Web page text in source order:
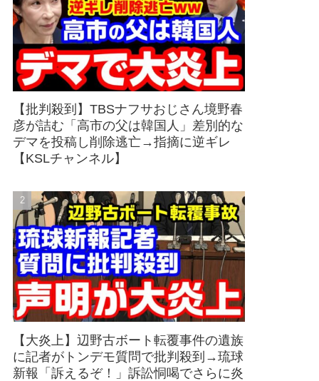
【批判殺到】TBSナフサおじさん境野春
彦が詰む「高市の父は韓国人」差別的な
デマを投稿し削除逃亡→指摘に逆ギレ
【KSLチャンネル】
【大炎上】辺野古ボート転覆事件の遺族
に記者がトンデモ質問で批判殺到→琉球
新報「訴えるぞ！」訴訟恫喝でさらに炎